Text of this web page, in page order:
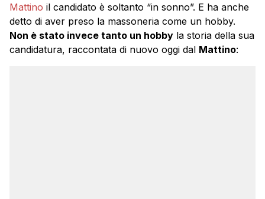
Mattino il candidato è soltanto “in sonno”. E ha anche
detto di aver preso la massoneria come un hobby.
Non è stato invece tanto un hobby la storia della sua
candidatura, raccontata di nuovo oggi dal Mattino: